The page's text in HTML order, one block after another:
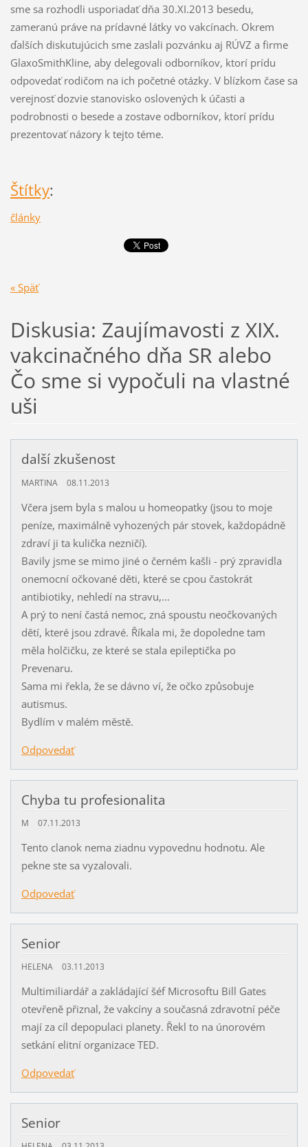
sme sa rozhodli usporiadať dňa 30.XI.2013 besedu,
zameranú práve na prídavné látky vo vakcínach. Okrem
ďalších diskutujúcich sme zaslali pozvánku aj RÚVZ a firme
GlaxoSmithKline, aby delegovali odborníkov, ktorí prídu
odpovedať rodičom na ich početné otázky. V blízkom čase sa
verejnosť dozvie stanovisko oslovených k účasti a
podrobnosti o besede a zostave odborníkov, ktorí prídu
prezentovať názory k tejto téme.
Štítky:
články
« Späť
Diskusia: Zaujímavosti z XIX.
vakcinačného dňa SR alebo
Čo sme si vypočuli na vlastné
uši
další zkušenost
MARTINA 08.11.2013
Včera jsem byla s malou u homeopatky (jsou to moje
peníze, maximálně vyhozených pár stovek, každopádně
zdraví ji ta kulička nezničí).
Bavily jsme se mimo jiné o černém kašli - prý zpravidla
onemocní očkované děti, které se cpou častokrát
antibiotiky, nehledí na stravu,...
A prý to není častá nemoc, zná spoustu neočkovaných
dětí, které jsou zdravé. Říkala mi, že dopoledne tam
měla holčičku, ze které se stala epileptička po
Prevenaru.
Sama mi řekla, že se dávno ví, že očko způsobuje
autismus.
Bydlím v malém městě.
Odpovedať
Chyba tu profesionalita
M 07.11.2013
Tento clanok nema ziadnu vypovednu hodnotu. Ale
pekne ste sa vyzalovali.
Odpovedať
Senior
HELENA 03.11.2013
Multimiliardář a zakládající šéf Microsoftu Bill Gates
otevřeně přiznal, že vakcíny a současná zdravotní péče
mají za cíl depopulaci planety. Řekl to na únorovém
setkání elitní organizace TED.
Odpovedať
Senior